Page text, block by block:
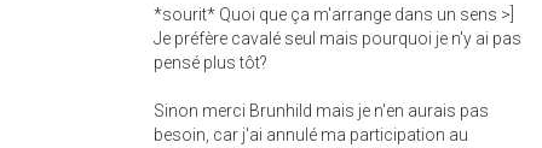
*sourit* Quoi que ça m'arrange dans un sens >]
Je préfère cavalé seul mais pourquoi je n'y ai pas
pensé plus tôt?
Sinon merci Brunhild mais je n'en aurais pas
besoin, car j'ai annulé ma participation au